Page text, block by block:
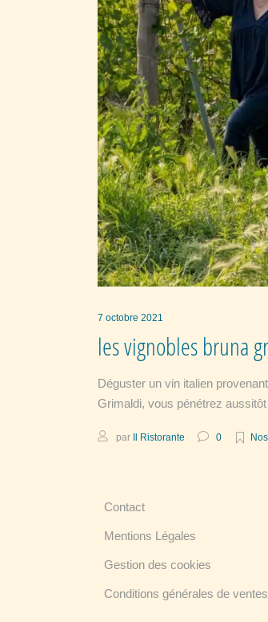
7 octobre 2021
les vignobles bruna
Déguster un vin italien
Grimaldi, vous pénétrez
par Il Ristorante 0
Contact
Mentions Légales
Gestion des cookies
Conditions générales de ventes